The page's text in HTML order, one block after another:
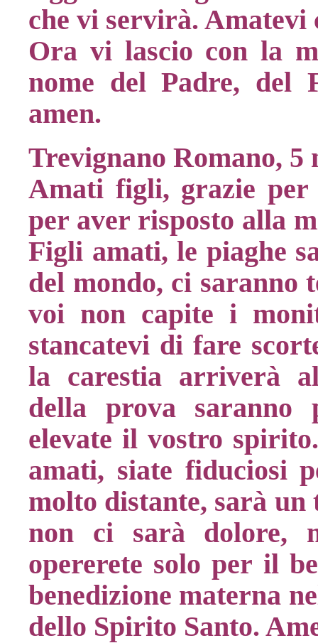
che vi servirà. Amatevi
Ora vi lascio con la
nome del Padre, del
amen.
Trevignano Romano, 5
Amati figli, grazie per
per aver risposto alla
Figli amati, le piaghe
del mondo, ci saranno
voi non capite i
stancatevi di fare
la carestia arriverà
della prova saranno
elevate il vostro
amati, siate fiduciosi
molto distante, sarà un
non ci sarà dolore,
opererete solo per il
benedizione materna
dello Spirito Santo.